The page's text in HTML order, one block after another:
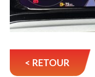
< RETOUR